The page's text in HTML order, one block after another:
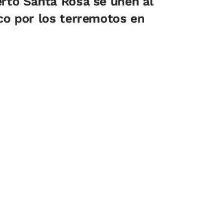
por los terremotos en